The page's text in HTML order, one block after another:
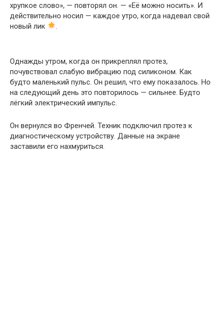
хрупкое слово», — повторял он. — «Её можно носить». И
действительно носил — каждое утро, когда надевал свой
новый лик
Однажды утром, когда он прикреплял протез,
почувствовал слабую вибрацию под силиконом. Как
будто маленький пульс. Он решил, что ему показалось. Но
на следующий день это повторилось — сильнее. Будто
лёгкий электрический импульс.
Он вернулся во Френчей. Техник подключил протез к
диагностическому устройству. Данные на экране
заставили его нахмуриться.